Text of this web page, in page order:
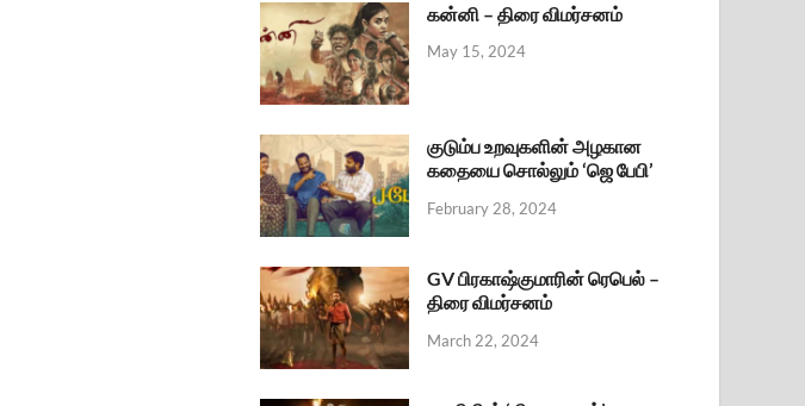
கன்னி – திரை விமர்சனம்
May 15, 2024
குடும்ப உறவுகளின் அழகான
கதையை சொல்லும் ‘ஜெ பேபி’
February 28, 2024
GV பிரகாஷ்குமாரின் ரெபெல் –
திரை விமர்சனம்
March 22, 2024